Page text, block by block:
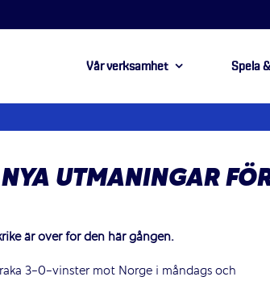
Vår verksamhet Spela
UTMANINGAR
är över för den här gången.
3-0-vinster mot Norge i måndags och